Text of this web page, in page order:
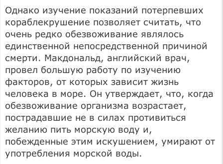
Однако изучение показаний потерпевших
кораблекрушение позволяет считать, что
очень редко обезвоживание являлось
единственной непосредственной причиной
смерти. Макдональд, английский врач,
провел большую работу по изучению
факторов, от которых зависит жизнь
человека в море. Он утверждает, что, когда
обезвоживание организма возрастает,
пострадавшие не в силах противиться
желанию пить морскую воду и,
побежденные этим искушением, умирают от
употребления морской воды.